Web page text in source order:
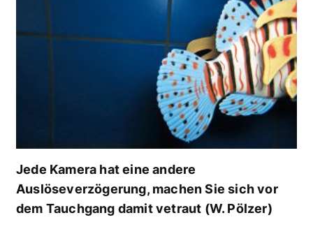
Jede Kamera hat eine andere
Auslöseverzögerung, machen Sie sich vor
dem Tauchgang damit vetraut (W. Pölzer)